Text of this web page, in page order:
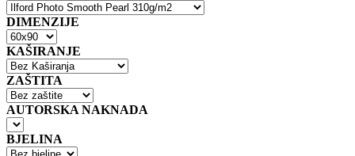
DIMENZIJE
KAŠIRANJE
ZAŠTITA
AUTORSKA NAKNADA
BJELINA